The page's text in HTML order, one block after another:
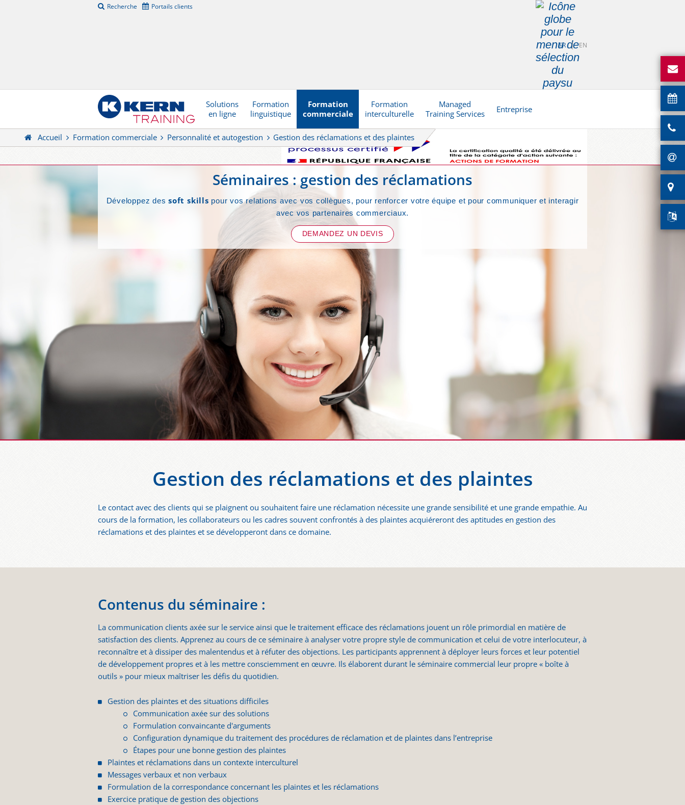
Recherche Portails clients
FR EN
Solutions
en ligne
Formation
linguistique
Formation
commerciale
Formation
interculturelle
Managed
Training Services
Entreprise
Accueil Formation commerciale Personnalité et autogestion Gestion des réclamations et des plaintes
Séminaires : gestion des réclamations
Développez dessoft skills pour vos relations avec vos collègues, pour renforcer votre équipe et pour communiquer et interagir
avec vos partenaires commerciaux.
DEMANDEZ UN DEVIS
Gestion des réclamations et des plaintes
Le contact avec des clients qui se plaignent ou souhaitent faire une réclamation nécessite une grande sensibilité et une grande empathie. Au
cours de la formation, les collaborateurs ou les cadres souvent confrontés à des plaintes acquiéreront des aptitudes en gestion des
réclamations et des plaintes et se développeront dans ce domaine.
Contenus du séminaire :
La communication clients axée sur le service ainsi que le traitement efficace des réclamations jouent un rôle primordial en matière de
satisfaction des clients. Apprenez au cours de ce séminaire à analyser votre propre style de communication et celui de votre interlocuteur, à
reconnaître et à dissiper des malentendus et à réfuter des objections. Les participants apprennent à déployer leurs forces et leur potentiel
de développement propres et à les mettre consciemment en œuvre. Ils élaborent durant le séminaire commercial leur propre « boîte à
outils » pour mieux maîtriser les défis du quotidien.
Gestion des plaintes et des situations difficiles
Communication axée sur des solutions
Formulation convaincante d'arguments
Configuration dynamique du traitement des procédures de réclamation et de plaintes dans l’entreprise
Étapes pour une bonne gestion des plaintes
Plaintes et réclamations dans un contexte interculturel
Messages verbaux et non verbaux
Formulation de la correspondance concernant les plaintes et les réclamations
Exercice pratique de gestion des objections